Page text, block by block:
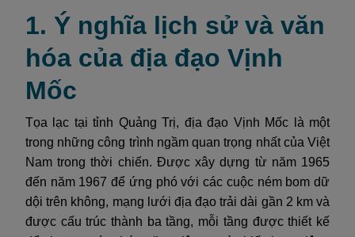
1. Ý nghĩa lịch sử và văn
hóa của địa đạo Vịnh
Mốc
Tọa lạc tại tỉnh Quảng Trị, địa đạo Vịnh Mốc là một
trong những công trình ngầm quan trọng nhất của Việt
Nam trong thời chiến. Được xây dựng từ năm 1965
đến năm 1967 để ứng phó với các cuộc ném bom dữ
dội trên không, mạng lưới địa đạo trải dài gần 2 km và
được cấu trúc thành ba tầng, mỗi tầng được thiết kế